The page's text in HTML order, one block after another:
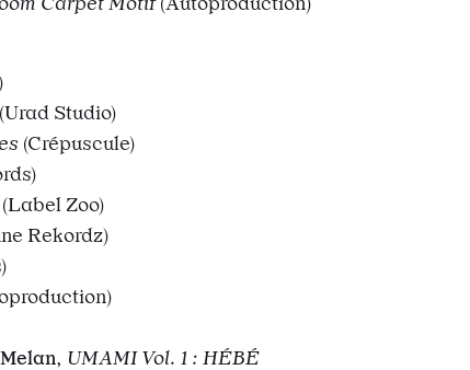
(Urad Studio)
(Crépuscule)
Zoo)
Rekordz)
, UMAMI Vol. 1 : HÉBÉ